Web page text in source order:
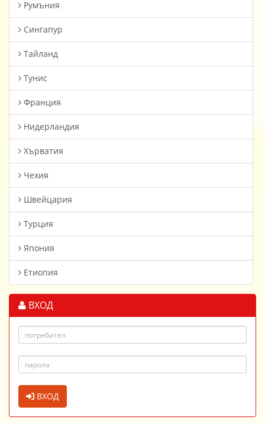
Румъния
Сингапур
Тайланд
Тунис
Франция
Нидерландия
Хърватия
Чехия
Швейцария
Турция
Япония
Етиопия
ВХОД
ВХОД